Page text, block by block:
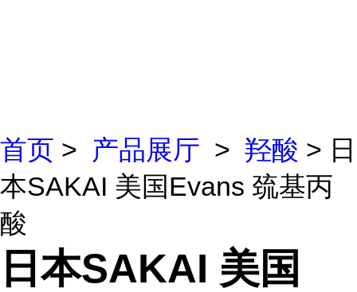
首页 > 产品展厅 > 羟酸 > 日
本SAKAI 美国Evans 巯基丙
酸
日本SAKAI 美国